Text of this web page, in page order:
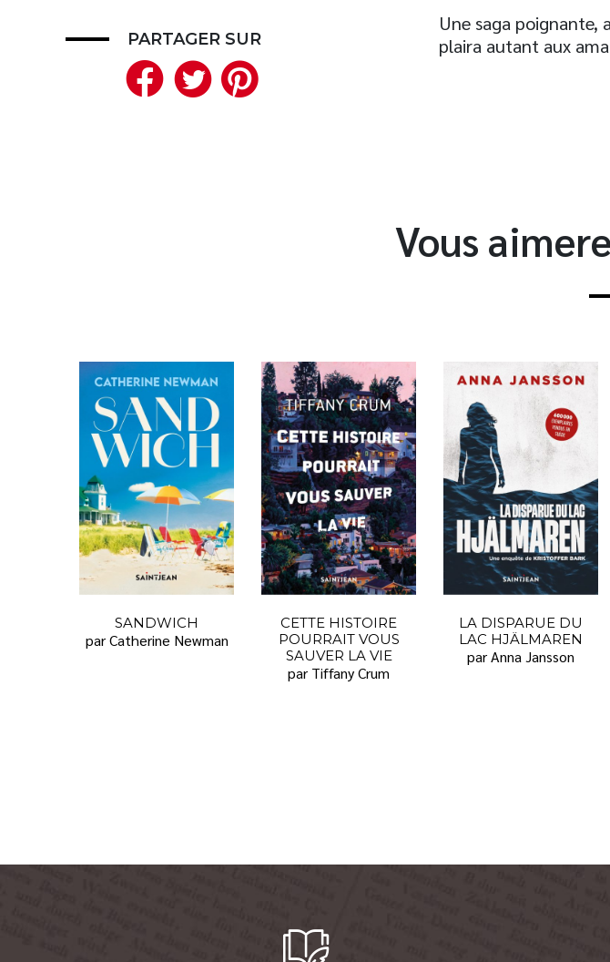
Une saga poignante,
plaira autant aux
PARTAGER SUR
Facebook
Twitter
Vous
SANDWICH
par Catherine Newman
CETTE HISTOIRE
POURRAIT VOUS
SAUVER LA VIE
par Tiffany Crum
LA DISPARUE DU
LAC HJÄLMAREN
par Anna Jansson